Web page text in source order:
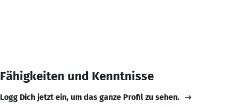
Fähigkeiten und Kenntnisse
Logg Dich jetzt ein, um das ganze Profil zu sehen.